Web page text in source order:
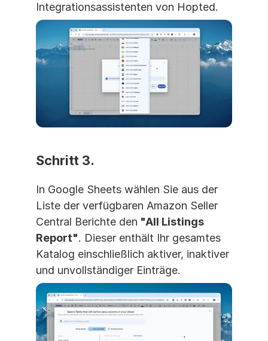
Integrationsassistenten von Hopted.
Schritt 3.
In Google Sheets wählen Sie aus der
Liste der verfügbaren Amazon Seller
Central Berichte den "All Listings
Report". Dieser enthält Ihr gesamtes
Katalog einschließlich aktiver, inaktiver
und unvollständiger Einträge.